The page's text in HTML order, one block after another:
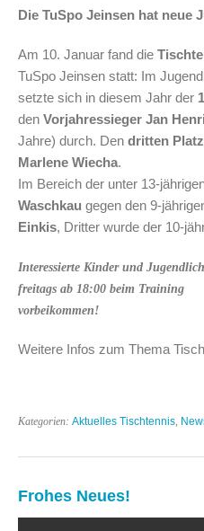
Die TuSpo Jeinsen hat neue
Am 10. Januar fand die
TuSpo Jeinsen statt: Im
setzte sich in diesem Jahr der
den Vorjahressieger Jan
Jahre) durch. Den dritten Platz
Marlene Wiecha.
Im Bereich der unter 13-
Waschkau gegen den 9-
Einkis, Dritter wurde der 10-
Interessierte Kinder und
freitags ab 18:00 beim Training
vorbeikommen!
Weitere Infos zum Thema
Kategorien: Aktuelles Tischtennis
Frohes Neues!